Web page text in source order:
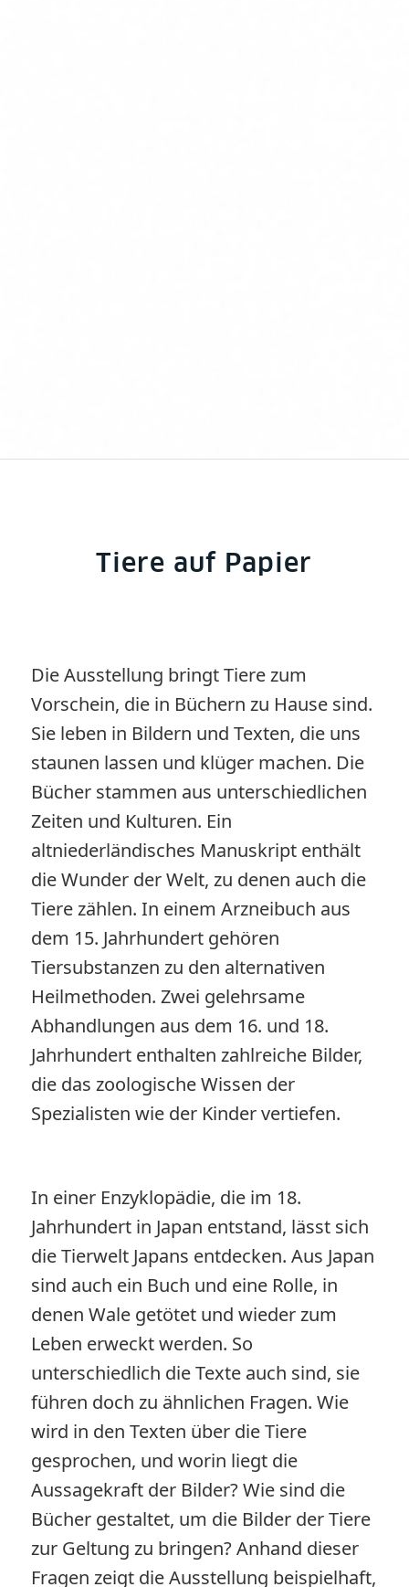
Tiere auf Papier
Die Ausstellung bringt Tiere zum
Vorschein, die in Büchern zu Hause sind.
Sie leben in Bildern und Texten, die uns
staunen lassen und klüger machen. Die
Bücher stammen aus unterschiedlichen
Zeiten und Kulturen. Ein
altniederländisches Manuskript enthält
die Wunder der Welt, zu denen auch die
Tiere zählen. In einem Arzneibuch aus
dem 15. Jahrhundert gehören
Tiersubstanzen zu den alternativen
Heilmethoden. Zwei gelehrsame
Abhandlungen aus dem 16. und 18.
Jahrhundert enthalten zahlreiche Bilder,
die das zoologische Wissen der
Spezialisten wie der Kinder vertiefen.
In einer Enzyklopädie, die im 18.
Jahrhundert in Japan entstand, lässt sich
die Tierwelt Japans entdecken. Aus Japan
sind auch ein Buch und eine Rolle, in
denen Wale getötet und wieder zum
Leben erweckt werden. So
unterschiedlich die Texte auch sind, sie
führen doch zu ähnlichen Fragen. Wie
wird in den Texten über die Tiere
gesprochen, und worin liegt die
Aussagekraft der Bilder? Wie sind die
Bücher gestaltet, um die Bilder der Tiere
zur Geltung zu bringen? Anhand dieser
Fragen zeigt die Ausstellung beispielhaft,